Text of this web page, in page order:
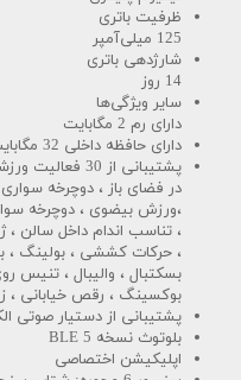
ظرفیت باتری
125 میلی‌آمپر
شارژدهی باتری
14 روز
سایر ویژگی‌ها
دارای رم 2 مگابایت
دارای حافظه داخلی 32 مگابایت
پشتیبانی از
در فضای باز ، دوچرخه
،ورزش بیضوی ، دوچرخه
، حرکات کششی ، بولینگ ،
بسکتبال ، والیبال ،
بوکسینگ ، رقص خیابانی ،
پشتیبانی از دستیار صوتی
بلوتوث نسخه 5 BLE
اپلیکیشن اختصاصی